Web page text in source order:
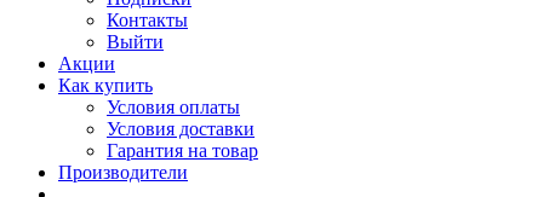
Контакты
Выйти
Акции
Как купить
Условия оплаты
Условия доставки
Гарантия на товар
Производители